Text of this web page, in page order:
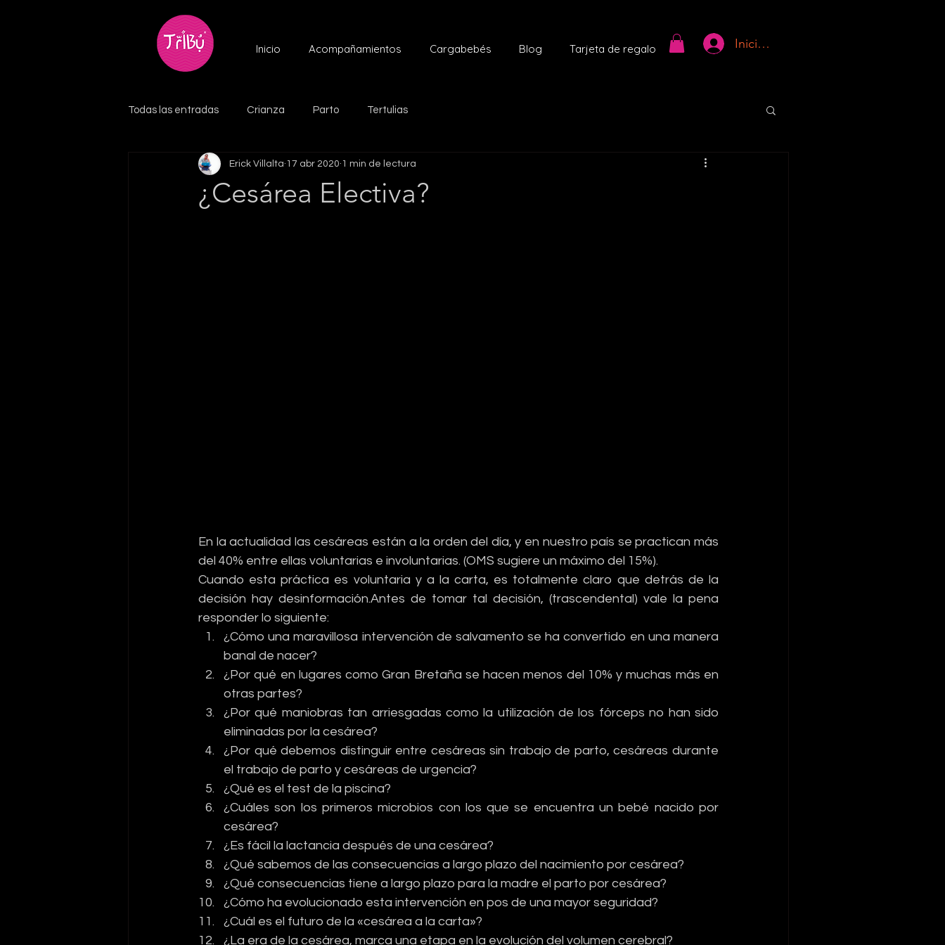
Inicio Acompañamientos Cargabebés Blog Tarjeta de regalo Iniciar sesión
Todas las entradas Crianza Parto Tertulias
¿Cesárea Electiva?
Erick Villalta 17 abr 2020 1 min de lectura
En la actualidad las cesáreas están a la orden del día, y en nuestro país se practican más
del 40% entre ellas voluntarias e involuntarias. (OMS sugiere un máximo del 15%).
Cuando esta práctica es voluntaria y a la carta, es totalmente claro que detrás de la
decisión hay desinformación.Antes de tomar tal decisión, (trascendental) vale la pena
responder lo siguiente:
¿Cómo una maravillosa intervención de salvamento se ha convertido en una manera
banal de nacer?
¿Por qué en lugares como Gran Bretaña se hacen menos del 10% y muchas más en
otras partes?
¿Por qué maniobras tan arriesgadas como la utilización de los fórceps no han sido
eliminadas por la cesárea?
¿Por qué debemos distinguir entre cesáreas sin trabajo de parto, cesáreas durante
el trabajo de parto y cesáreas de urgencia?
¿Qué es el test de la piscina?
¿Cuáles son los primeros microbios con los que se encuentra un bebé nacido por
cesárea?
¿Es fácil la lactancia después de una cesárea?
¿Qué sabemos de las consecuencias a largo plazo del nacimiento por cesárea?
¿Qué consecuencias tiene a largo plazo para la madre el parto por cesárea?
¿Cómo ha evolucionado esta intervención en pos de una mayor seguridad?
¿Cuál es el futuro de la «cesárea a la carta»?
¿La era de la cesárea, marca una etapa en la evolución del volumen cerebral?